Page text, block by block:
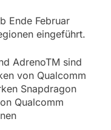
Ende Februar
eingeführt.
AdrenoTM sind
von Qualcomm
Snapdragon
Qualcomm